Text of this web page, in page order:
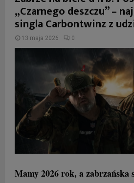
„Czarnego deszczu” –
singla Carbontwinz z
13 maja 2026 0
Mamy 2026 rok, a zabrzańska